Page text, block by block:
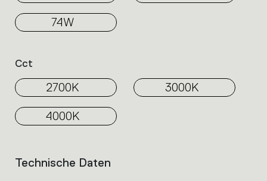
74W
Cct
2700K 3000K
4000K
List
Technische Daten